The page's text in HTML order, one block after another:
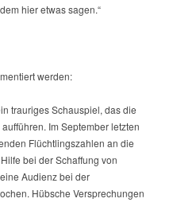
hier etwas sagen.“
werden:
trauriges Schauspiel, das die
Im September letzten
Flüchtlingszahlen an die
bei der Schaffung von
Audienz bei der
Hübsche Versprechungen